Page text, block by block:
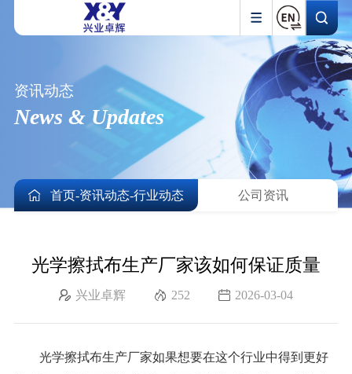
资讯动态
News & Updates
首页-资讯动态-行业动态 公司资讯
光学擦拭布生产厂家该如何保证质量
兴业卓辉 252 2026-03-04
光学擦拭布生产厂家如果想要在这个行业中得到更好